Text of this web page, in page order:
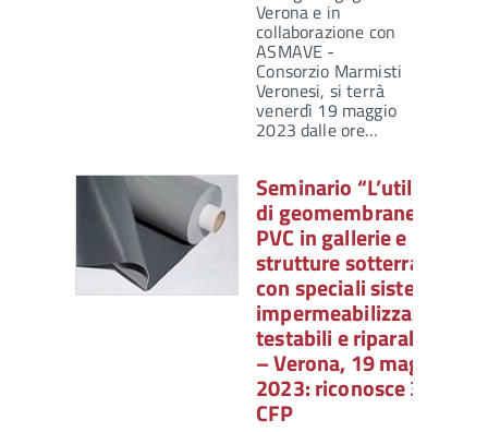
Verona e in
collaborazione con
ASMAVE -
Consorzio Marmisti
Veronesi, si terrà
venerdì 19 maggio
2023 dalle ore…
Seminario “L’utilizzo
di geomembrane in
PVC in gallerie e
strutture sotterranee
con speciali sistemi di
impermeabilizzazione
testabili e riparabili”
– Verona, 19 maggio
2023: riconosce 3
CFP